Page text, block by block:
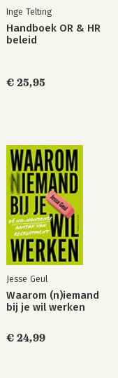
Praktijkboek OR &
omgaan met de
achterban
Inge Telting
Handboek OR & HR
beleid
€ 25,95
Jesse Geul
Waarom (n)iemand
bij je wil werken
€ 24,99